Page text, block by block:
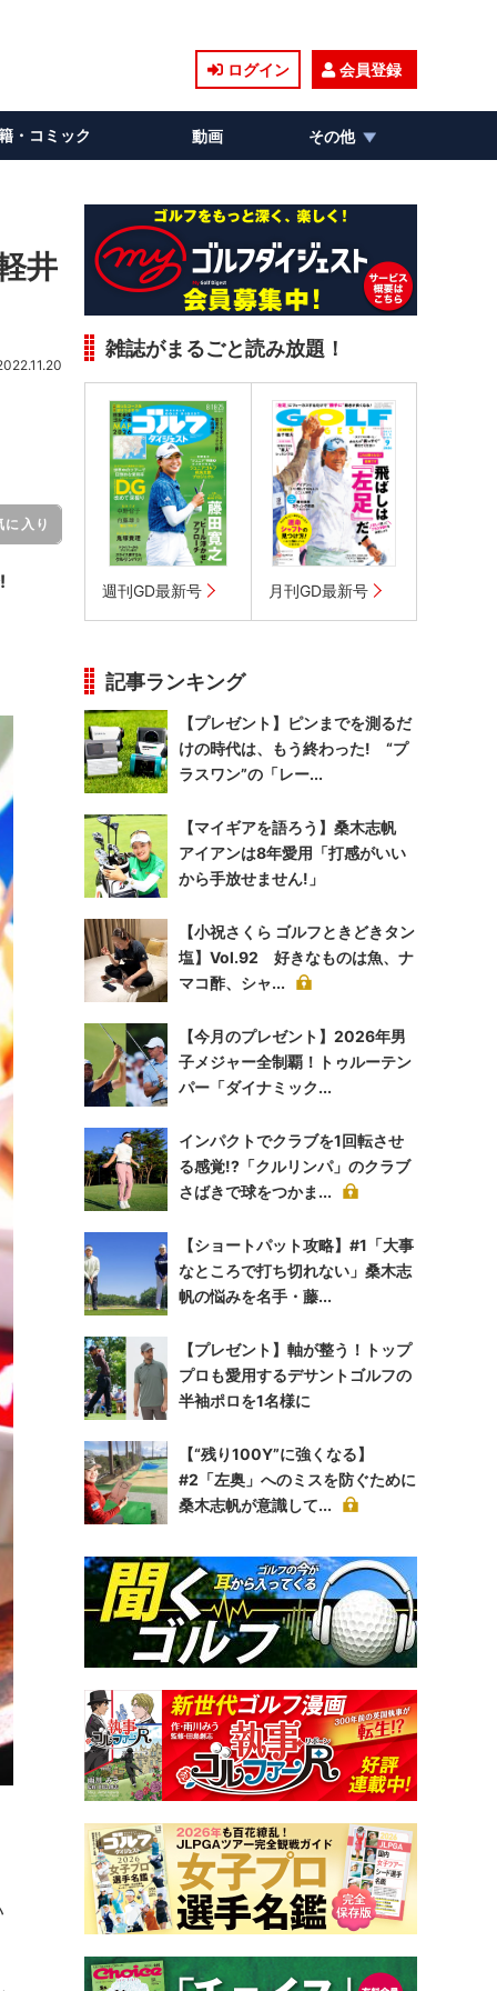
ログイン 会員登録
・コミック 動画 その他
井
に入り
雑誌がまるごと読み放題！
週刊GD最新号 月刊GD最新号
記事ランキング
【プレゼント】ピンまでを測るだ
けの時代は、もう終わった! “プ
ラスワン”の「レー...
【マイギアを語ろう】桑木志帆
アイアンは8年愛用「打感がいい
から手放せません!」
【小祝さくら ゴルフときどきタン
塩】Vol.92 好きなものは魚、ナ
マコ酢、シャ...
【今月のプレゼント】2026年男
子メジャー全制覇！トゥルーテン
パー「ダイナミック...
インパクトでクラブを1回転させ
る感覚!?「クルリンパ」のクラブ
さばきで球をつかま...
【ショートパット攻略】#1「大事
なところで打ち切れない」桑木志
帆の悩みを名手・藤...
【プレゼント】軸が整う！トップ
プロも愛用するデサントゴルフの
半袖ポロを1名様に
【“残り100Y”に強くなる】
#2「左奥」へのミスを防ぐために
桑木志帆が意識して...